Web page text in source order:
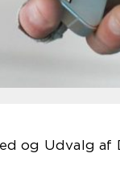
og Udvalg af